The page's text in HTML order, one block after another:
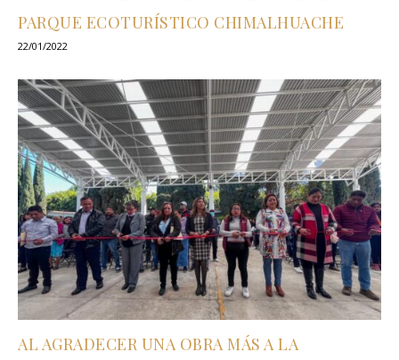
PARQUE ECOTURÍSTICO CHIMALHUACHE
22/01/2022
AL AGRADECER UNA OBRA MÁS A LA